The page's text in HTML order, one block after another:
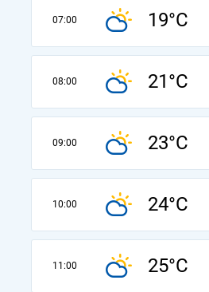
07:00 19°C
08:00 21°C
09:00 23°C
10:00 24°C
11:00 25°C